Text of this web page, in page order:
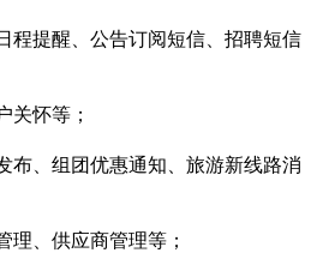
程提醒、公告订阅短信、招聘短信
关怀等；
布、组团优惠通知、旅游新线路消
理、供应商管理等；